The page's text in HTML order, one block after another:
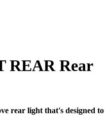
REAR Rear
rear light that's designed to